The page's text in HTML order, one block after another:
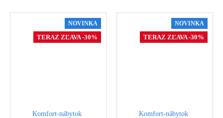
NOVINKA
TERAZ ZĽAVA -30%
Komfort-nábytok
NOVINKA
TERAZ ZĽAVA -30%
Komfort-nábytok